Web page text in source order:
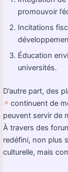
promouvoir
Incitations
Éducation
universités.
D’autre part, des
↗️ continuent de
peuvent servir de
À travers des
redéfini, non plus
culturelle, mais